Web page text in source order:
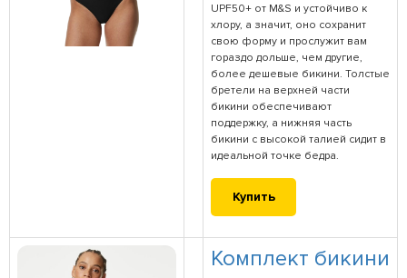
UPF50+ от M&S и устойчиво к
хлору, а значит, оно сохранит
свою форму и прослужит вам
гораздо дольше, чем другие,
более дешевые бикини. Толстые
бретели на верхней части
бикини обеспечивают
поддержку, а нижняя часть
бикини с высокой талией сидит в
идеальной точке бедра.
Купить
Комплект бикини